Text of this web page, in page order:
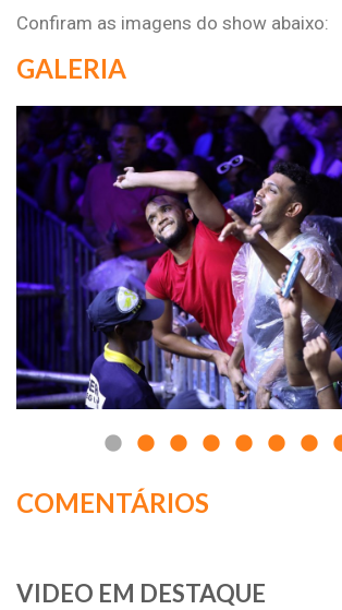
Confiram as imagens do show abaixo:
GALERIA
COMENTÁRIOS
VIDEO EM DESTAQUE